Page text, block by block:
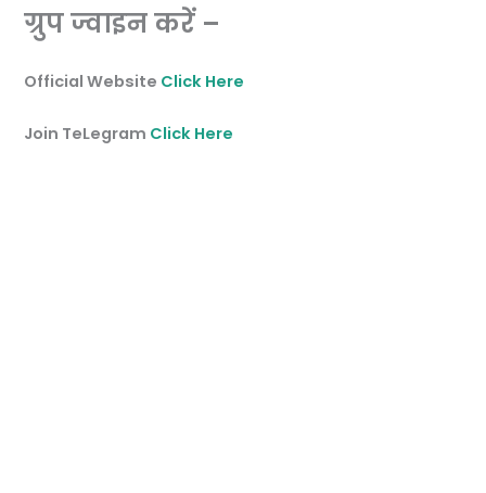
ग्रुप ज्वाइन करें –
Official Website Click Here
Join TeLegram Click Here